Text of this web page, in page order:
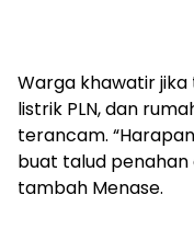
Warga khawatir jika
listrik PLN, dan
terancam.
buat talud penahan
tambah Menase.